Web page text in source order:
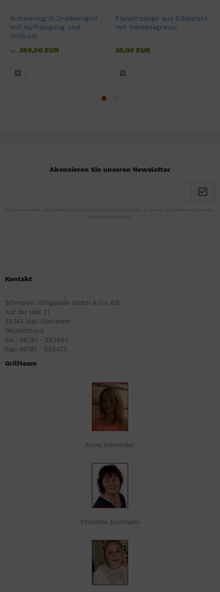
Schwenkgrill Dreibeingrill
mit Aufhängung und
Grillrost
ab 390,00 EUR
Fleischzange aus Edelstahl
mit Namensgravur
35,00 EUR
Abonnieren Sie unseren Newsletter
Der Newsletter ist kostenlos und kann jederzeit hier oder in Ihrem Kundenkonto wieder
abbestellt werden.
Kontakt
Schneider Grillgeräte GmbH & Co. KG
Auf der Idar 21
55743 Idar-Oberstein
Deutschland
Tel.: 06781 - 563463
Fax: 06781 - 563473
Grillteam
Anne Schneider
Christine Eichmann